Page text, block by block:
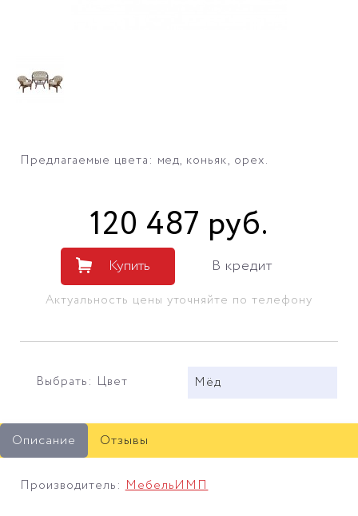
Предлагаемые цвета: мед, коньяк, орех.
120 487 руб.
Купить В кредит
Актуальность цены уточняйте по телефону
Выбрать: Цвет Мёд
Описание Отзывы
Производитель:МебельИМП